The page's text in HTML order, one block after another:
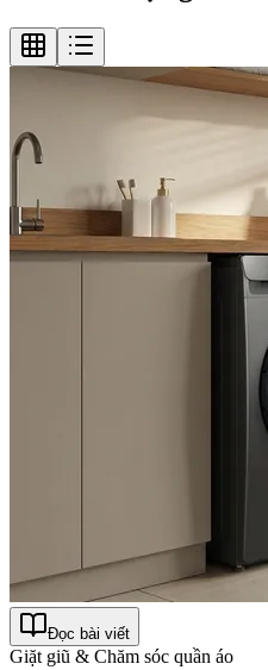
Đọc bài viết
Giặt giũ & Chăm sóc quần áo